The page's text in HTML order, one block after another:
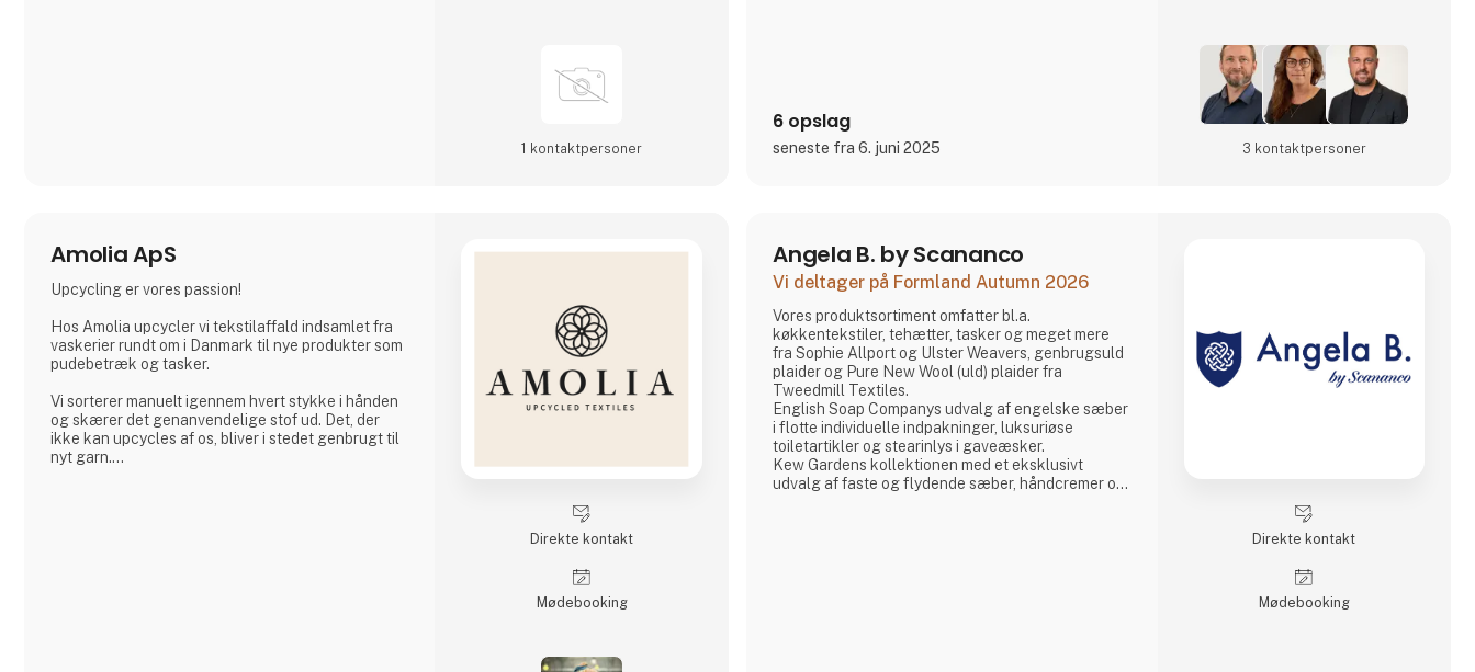
1 kontakt­personer
6 opslag
seneste fra 6. juni 2025 3 kontakt­personer
Amolia ApS
Upcycling er vores passion!
Hos Amolia upcycler vi tekstilaffald indsamlet fra
vaskerier rundt om i Danmark til nye produkter som
pudebetræk og tasker.
Vi sorterer manuelt igennem hvert stykke i hånden
og skærer det genanvendelige stof ud. Det, der
ikke kan upcycles af os, bliver i stedet genbrugt til
nyt garn.
Direkte kontakt
Møde­booking
Angela B. by Scananco
Vi deltager på Formland Autumn 2026
Vores produktsortiment omfatter bl.a.
køkkentekstiler, tehætter, tasker og meget mere
fra Sophie Allport og Ulster Weavers, genbrugsuld
plaider og Pure New Wool (uld) plaider fra
Tweedmill Textiles.
English Soap Companys udvalg af engelske sæber
i flotte individuelle indpakninger, luksuriøse
toiletartikler og stearinlys i gaveæsker.
Kew Gardens kollektionen med et eksklusivt
udvalg af faste og flydende sæber, håndcremer og
Direkte kontakt
Møde­booking